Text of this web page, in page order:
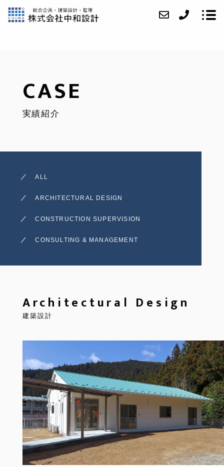
CASE
実績紹介
ALL
ARCHITECTURAL DESIGN
CONSTRUCTION SUPERVISION
CONSULTING & MANAGEMENT
Architectural Design
建築設計